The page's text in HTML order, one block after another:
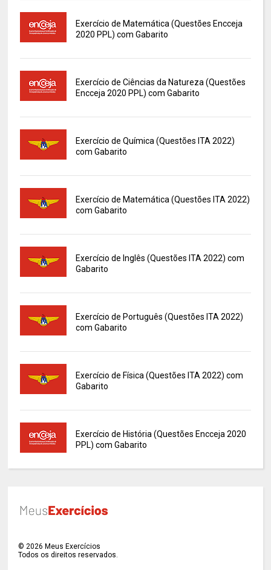
Exercício de Matemática (Questões Encceja
2020 PPL) com Gabarito
Exercício de Ciências da Natureza (Questões
Encceja 2020 PPL) com Gabarito
Exercício de Química (Questões ITA 2022)
com Gabarito
Exercício de Matemática (Questões ITA 2022)
com Gabarito
Exercício de Inglês (Questões ITA 2022) com
Gabarito
Exercício de Português (Questões ITA 2022)
com Gabarito
Exercício de Física (Questões ITA 2022) com
Gabarito
Exercício de História (Questões Encceja 2020
PPL) com Gabarito
©2026 Meus Exercícios
Todos os direitos reservados.